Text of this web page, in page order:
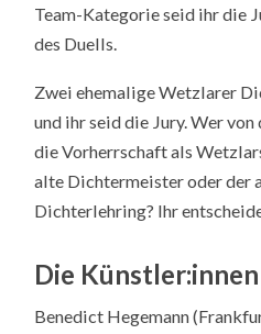
Team-Kategorie seid ihr die
des Duells.
Zwei ehemalige Wetzlarer
und ihr seid die Jury. Wer
die Vorherrschaft als
alte Dichtermeister oder der
Dichterlehring? Ihr
Die Künstler:innen
Benedict Hegemann